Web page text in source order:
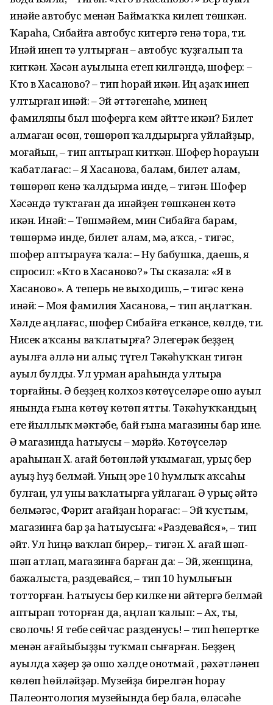
инәйе автобус менән Баймаҡҡа килеп төшкән.
Ҡараһа, Сибайға автобус китергә генә тора, ти.
Инәй инеп тә ултырған – автобус ҡуҙғалып та
киткән. Хәсән ауылына етеп килгәндә, шофер: –
Кто в Хасаново? – тип һорай икән. Иң аҙаҡ инеп
ултырған инәй: – Эй әттәгенәһе, минең
фамиляны был шоферға кем әйтте икән? Билет
алмаған өсөн, төшөрөп ҡалдырырға уйлайҙыр,
моғайын, – тип аптырап киткән. Шофер һорауын
ҡабатлағас: – Я Хасанова, балам, билет алам,
төшөрөп кенә ҡалдырма инде, – тигән. Шофер
Хәсәндә туҡтаған да инәйҙен төшкәнен көтә
икән. Инәй: – Төшмәйем, мин Сибайға барам,
төшөрмә инде, билет алам, мә, аҡса, - тигәс,
шофер аптырауға ҡала: – Ну бабушка, даешь, я
спросил: «Кто в Хасаново?» Ты сказала: «Я в
Хасаново». А теперь не выходишь, – тигәс кенә
инәй: – Моя фамилия Хасанова, – тип аңлатҡан.
Хәлде аңлағас, шофер Сибайға еткәнсе, көлдө, ти.
Нисек аҡсаны ваҡлатырға? Элегерәк беҙҙең
ауылға әллә ни алыҫ түгел Тәкәһуҡҡан тигән
ауыл булды. Ул урман араһында ултыра
торғайны. Ә беҙҙең колхоз көтөүселәре ошо ауыл
янында ғына көтөү көтөп ятты. Тәкәһуҡҡандың
ете йыллыҡ мәктәбе, бай ғына магазины бар ине.
Ә магазинда һатыусы – мәрйә. Көтөүселәр
араһынан Х. ағай бөтөнләй уҡымаған, урыҫ бер
ауыҙ һуҙ белмәй. Уның эре 10 һумлыҡ аҡсаһы
булған, ул уны ваҡлатырға уйлаған. Ә урыҫ әйтә
белмәгәс, Фәрит ағайҙан һорағас: – Эй ҡустым,
магазинға бар ҙа һатыусыға: «Раздевайся», – тип
әйт. Ул һиңә ваҡлап бирер,– тигән. Х. ағай шәп-
шәп атлап, магазинға барған да: – Эй, женщина,
бажалыста, раздевайся, – тип 10 һумлығын
тотторған. Һатыусы бер килке ни әйтергә белмәй
аптырап тоторған да, аңлап ҡалып: – Ах, ты,
сволочь! Я тебе сейчас разденусь! – тип һепертке
менән ағайыбыҙҙы туҡмап сығарған. Беҙҙең
ауылда хәҙер ҙә ошо хәлде онотмай , рәхәтләнеп
көлөп һөйләйҙәр. Музейҙа бирелгән һорау
Палеонтология музейында бер бала, өләсәһе